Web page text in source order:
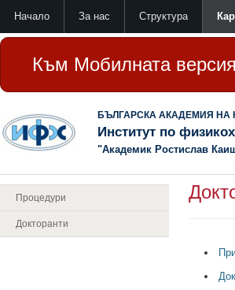
Начало За нас Структура
Към Мобилната
БЪЛГАРСКА АКАДЕМИЯ НА
Институт по
"Академик Ростислав
Процедури
Докторанти